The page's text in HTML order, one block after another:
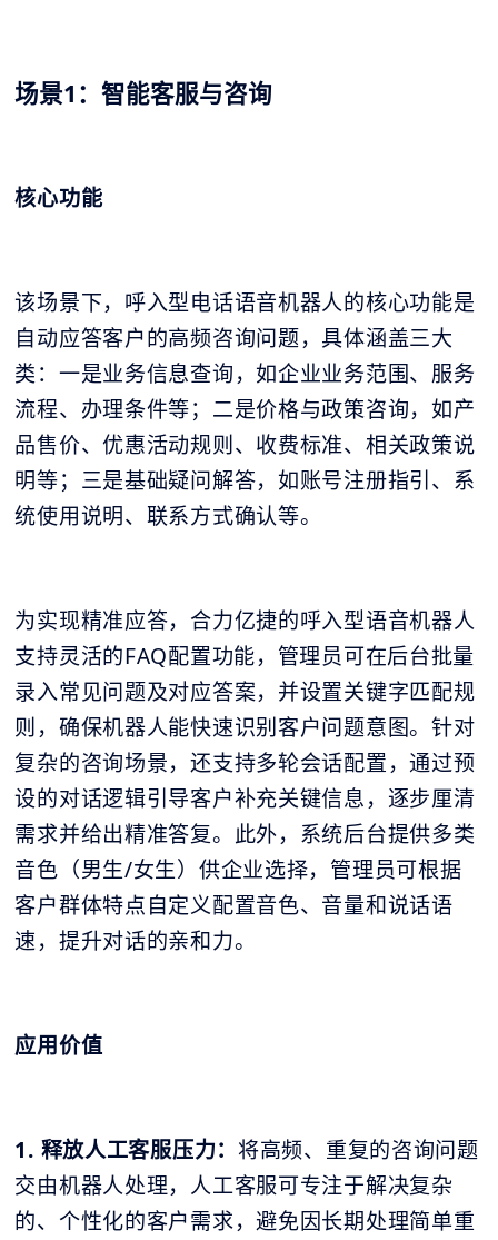
场景1：智能客服与咨询
核心功能
该场景下，呼入型电话语音机器人的核心功能是
自动应答客户的高频咨询问题，具体涵盖三大
类：一是业务信息查询，如企业业务范围、服务
流程、办理条件等；二是价格与政策咨询，如产
品售价、优惠活动规则、收费标准、相关政策说
明等；三是基础疑问解答，如账号注册指引、系
统使用说明、联系方式确认等。
为实现精准应答，合力亿捷的呼入型语音机器人
支持灵活的FAQ配置功能，管理员可在后台批量
录入常见问题及对应答案，并设置关键字匹配规
则，确保机器人能快速识别客户问题意图。针对
复杂的咨询场景，还支持多轮会话配置，通过预
设的对话逻辑引导客户补充关键信息，逐步厘清
需求并给出精准答复。此外，系统后台提供多类
音色（男生/女生）供企业选择，管理员可根据
客户群体特点自定义配置音色、音量和说话语
速，提升对话的亲和力。
应用价值
1. 释放人工客服压力： 将高频、重复的咨询问题
交由机器人处理，人工客服可专注于解决复杂
的、个性化的客户需求，避免因长期处理简单重